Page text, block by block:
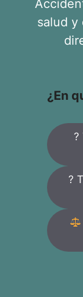
salud y
¿En
?
?